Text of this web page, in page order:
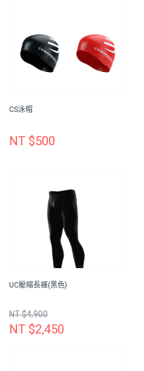
CS泳帽
NT $500
UC壓縮長褲(黑色)
NT $4,900
NT $2,450